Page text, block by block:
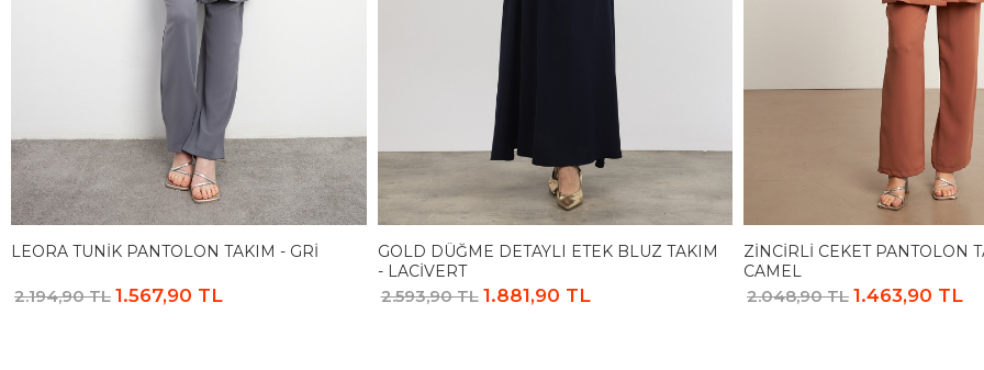
LEORA TUNIK PANTOLON TAKIM - GRI
2.194,90 TL 1.567,90 TL
GOLD DÜĞME DETAYLI ETEK BLUZ TAKIM
- LACIVERT
2.593,90 TL 1.881,90 TL
ZINCIRLI CEKET PANTOLON
CAMEL
2.048,90 TL 1.463,90 TL